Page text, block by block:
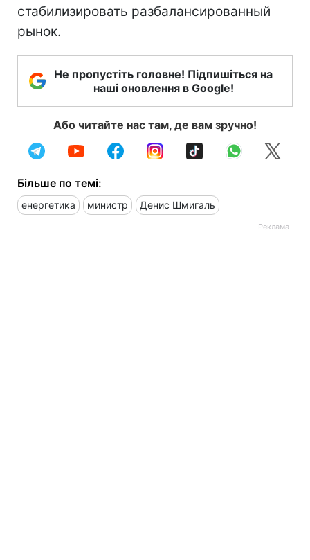
стабилизировать разбалансированный
рынок.
Не пропустіть головне! Підпишіться на
наші оновлення в Google!
Або читайте нас там, де вам зручно!
Більше по темі:
енергетика министр Денис Шмигаль